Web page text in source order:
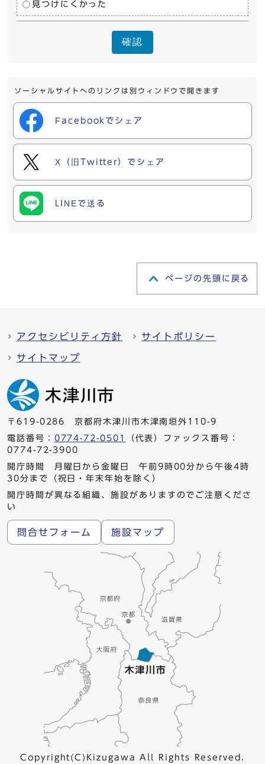
見つけにくかった
確認
ソーシャルサイトへのリンクは別ウィンドウで開きます
Facebookでシェア
X（旧Twitter）でシェア
LINEで送る
ページの先頭に戻る
アクセシビリティ方針 サイトポリシー
サイトマップ
〒619-0286 京都府木津川市木津南垣外110-9
電話番号： 0774-72-0501
（代表）ファックス番号：
0774-72-3900
開庁時間 月曜日から金曜日 午前9時00分から午後4時
30分まで（祝日・年末年始を除く）
開庁時間が異なる組織、施設がありますのでご注意くださ
い
問合せフォーム 施設マップ
Copyright(C)Kizugawa All Rights Reserved.